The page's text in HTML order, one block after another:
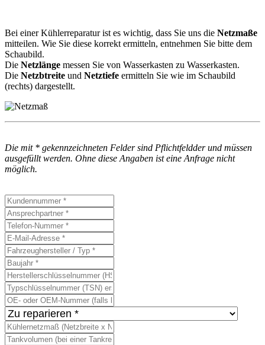
Bei einer Kühlerreparatur ist es wichtig, dass Sie uns die Netzmaße
mitteilen. Wie Sie diese korrekt ermitteln, entnehmen Sie bitte dem
Schaubild.
Die Netzlänge messen Sie von Wasserkasten zu Wasserkasten.
Die Netzbtreite und Netztiefe ermitteln Sie wie im Schaubild
(rechts) dargestellt.
Die mit * gekennzeichneten Felder sind Pflichtfeldder und müssen
ausgefüllt werden. Ohne diese Angaben ist eine Anfrage nicht
möglich.